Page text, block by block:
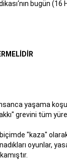
bugün
yaşama
grevini tüm
"kaza"
oyunlar,